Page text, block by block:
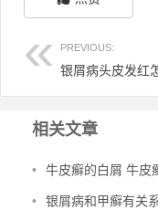
PREVIOUS:
相关文章
• 牛皮癣的白屑 牛皮
• 银屑病和甲癣有关